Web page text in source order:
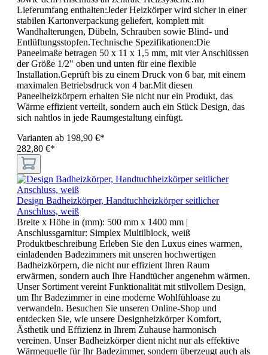
Lieferumfang enthalten:Jeder Heizkörper wird sicher in einer
stabilen Kartonverpackung geliefert, komplett mit
Wandhalterungen, Dübeln, Schrauben sowie Blind- und
Entlüftungsstopfen.Technische Spezifikationen:Die
Paneelmaße betragen 50 x 11 x 1,5 mm, mit vier Anschlüssen
der Größe 1/2" oben und unten für eine flexible
Installation.Geprüft bis zu einem Druck von 6 bar, mit einem
maximalen Betriebsdruck von 4 bar.Mit diesen
Paneelheizkörpern erhalten Sie nicht nur ein Produkt, das
Wärme effizient verteilt, sondern auch ein Stück Design, das
sich nahtlos in jede Raumgestaltung einfügt.
Varianten ab 198,90 €*
282,80 €*
Design Badheizkörper, Handtuchheizkörper seitlicher
Anschluss, weiß
Breite x Höhe in (mm): 500 mm x 1400 mm |
Anschlussgarnitur: Simplex Multilblock, weiß
Produktbeschreibung Erleben Sie den Luxus eines warmen,
einladenden Badezimmers mit unseren hochwertigen
Badheizkörpern, die nicht nur effizient Ihren Raum
erwärmen, sondern auch Ihre Handtücher angenehm wärmen.
Unser Sortiment vereint Funktionalität mit stilvollem Design,
um Ihr Badezimmer in eine moderne Wohlfühloase zu
verwandeln. Besuchen Sie unseren Online-Shop und
entdecken Sie, wie unsere Designheizkörper Komfort,
Ästhetik und Effizienz in Ihrem Zuhause harmonisch
vereinen. Unser Badheizkörper dient nicht nur als effektive
Wärmequelle für Ihr Badezimmer, sondern überzeugt auch als